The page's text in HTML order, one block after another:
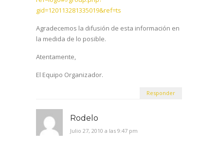
gid=120113281335019&ref=ts
Agradecemos la difusión de esta información en
la medida de lo posible.
Atentamente,
El Equipo Organizador.
Responder
Rodelo
Julio 27, 2010 a las 9:47 pm